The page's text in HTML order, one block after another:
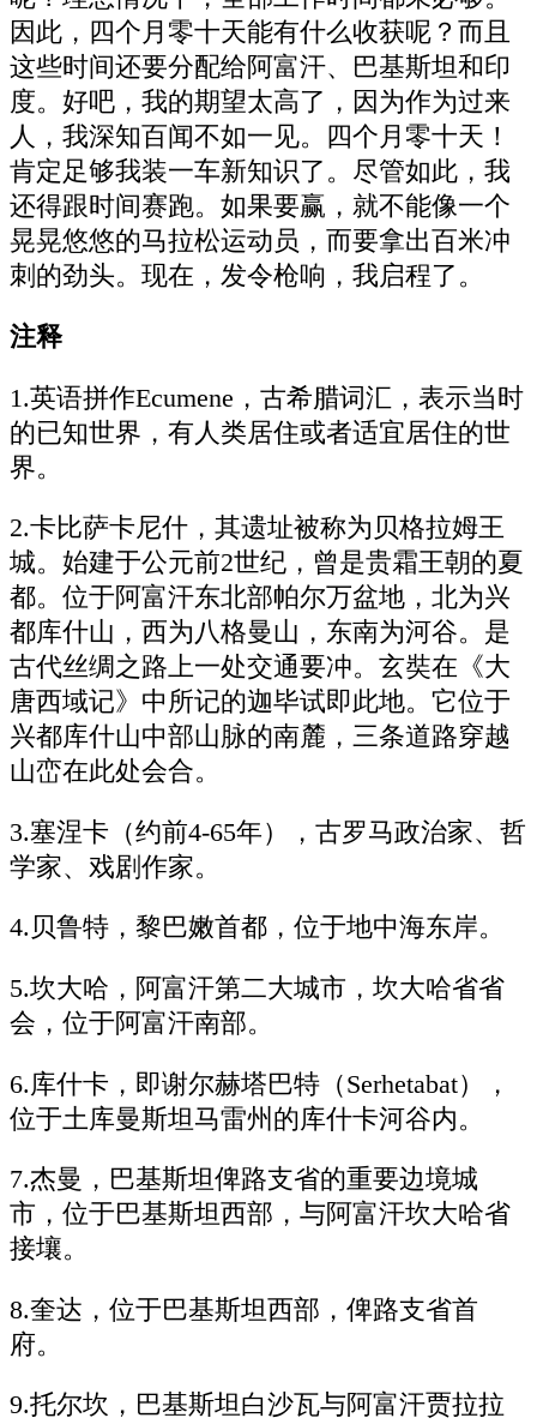
因此，四个月零十天能有什么收获呢？而且
这些时间还要分配给阿富汗、巴基斯坦和印
度。好吧，我的期望太高了，因为作为过来
人，我深知百闻不如一见。四个月零十天！
肯定足够我装一车新知识了。尽管如此，我
还得跟时间赛跑。如果要赢，就不能像一个
晃晃悠悠的马拉松运动员，而要拿出百米冲
刺的劲头。现在，发令枪响，我启程了。
注释
1.英语拼作Ecumene，古希腊词汇，表示当时
的已知世界，有人类居住或者适宜居住的世
界。
2.卡比萨卡尼什，其遗址被称为贝格拉姆王
城。始建于公元前2世纪，曾是贵霜王朝的夏
都。位于阿富汗东北部帕尔万盆地，北为兴
都库什山，西为八格曼山，东南为河谷。是
古代丝绸之路上一处交通要冲。玄奘在《大
唐西域记》中所记的迦毕试即此地。它位于
兴都库什山中部山脉的南麓，三条道路穿越
山峦在此处会合。
3.塞涅卡（约前4-65年），古罗马政治家、哲
学家、戏剧作家。
4.贝鲁特，黎巴嫩首都，位于地中海东岸。
5.坎大哈，阿富汗第二大城市，坎大哈省省
会，位于阿富汗南部。
6.库什卡，即谢尔赫塔巴特（Serhetabat），
位于土库曼斯坦马雷州的库什卡河谷内。
7.杰曼，巴基斯坦俾路支省的重要边境城
市，位于巴基斯坦西部，与阿富汗坎大哈省
接壤。
8.奎达，位于巴基斯坦西部，俾路支省首
府。
9.托尔坎，巴基斯坦白沙瓦与阿富汗贾拉拉